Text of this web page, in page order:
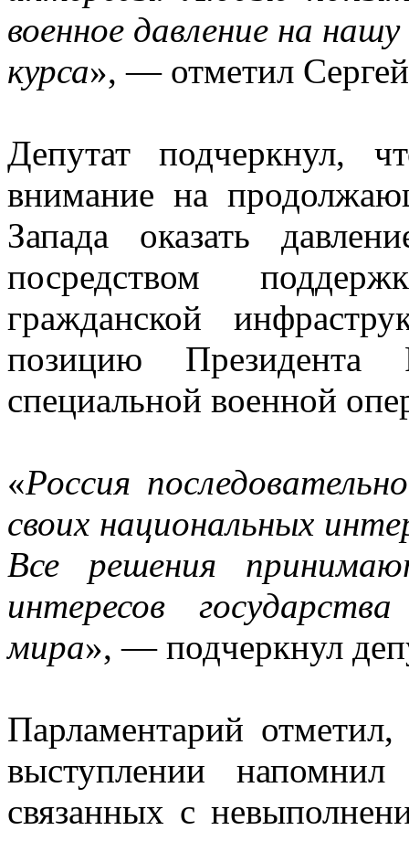
военное давление на
курса», — отметил
Депутат подчеркнул,
внимание на
Запада оказать
посредством
гражданской
позицию
специальной военной
«Россия
своих национальных
Все решения
интересов
мира», — подчеркнул
Парламентарий
выступлении
связанных с